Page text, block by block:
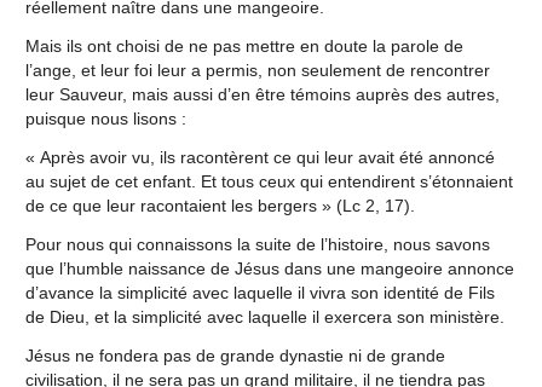
réellement naître dans une mangeoire.
Mais ils ont choisi de ne pas mettre en doute la parole de
l’ange, et leur foi leur a permis, non seulement de rencontrer
leur Sauveur, mais aussi d’en être témoins auprès des autres,
puisque nous lisons :
« Après avoir vu, ils racontèrent ce qui leur avait été annoncé
au sujet de cet enfant. Et tous ceux qui entendirent s’étonnaient
de ce que leur racontaient les bergers » (Lc 2, 17).
Pour nous qui connaissons la suite de l’histoire, nous savons
que l’humble naissance de Jésus dans une mangeoire annonce
d’avance la simplicité avec laquelle il vivra son identité de Fils
de Dieu, et la simplicité avec laquelle il exercera son ministère.
Jésus ne fondera pas de grande dynastie ni de grande
civilisation, il ne sera pas un grand militaire, il ne tiendra pas